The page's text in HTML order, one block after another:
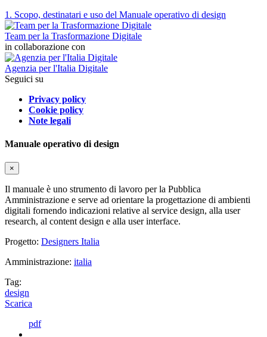
1. Scopo, destinatari e uso del Manuale operativo di design
Team per la Trasformazione Digitale
in collaborazione con
Agenzia per l'Italia Digitale
Seguici su
Privacy policy
Cookie policy
Note legali
Manuale operativo di design
×
Il manuale è uno strumento di lavoro per la Pubblica
Amministrazione e serve ad orientare la progettazione di ambienti
digitali fornendo indicazioni relative al service design, alla user
research, al content design e alla user interface.
Progetto: Designers Italia
Amministrazione: italia
Tag:
design
Scarica
pdf